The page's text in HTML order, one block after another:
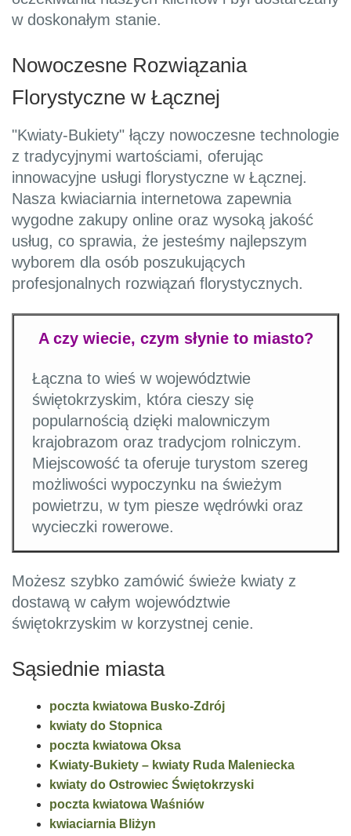
w doskonałym stanie.
Nowoczesne Rozwiązania
Florystyczne w Łącznej
"Kwiaty-Bukiety" łączy nowoczesne technologie
z tradycyjnymi wartościami, oferując
innowacyjne usługi florystyczne w Łącznej.
Nasza kwiaciarnia internetowa zapewnia
wygodne zakupy online oraz wysoką jakość
usług, co sprawia, że jesteśmy najlepszym
wyborem dla osób poszukujących
profesjonalnych rozwiązań florystycznych.
A czy wiecie, czym słynie to miasto?
Łączna to wieś w województwie
świętokrzyskim, która cieszy się
popularnością dzięki malowniczym
krajobrazom oraz tradycjom rolniczym.
Miejscowość ta oferuje turystom szereg
możliwości wypoczynku na świeżym
powietrzu, w tym piesze wędrówki oraz
wycieczki rowerowe.
Możesz szybko zamówić świeże kwiaty z
dostawą w całym województwie
świętokrzyskim w korzystnej cenie.
Sąsiednie miasta
poczta kwiatowa Busko-Zdrój
kwiaty do Stopnica
poczta kwiatowa Oksa
Kwiaty-Bukiety – kwiaty Ruda Maleniecka
kwiaty do Ostrowiec Świętokrzyski
poczta kwiatowa Waśniów
kwiaciarnia Bliżyn